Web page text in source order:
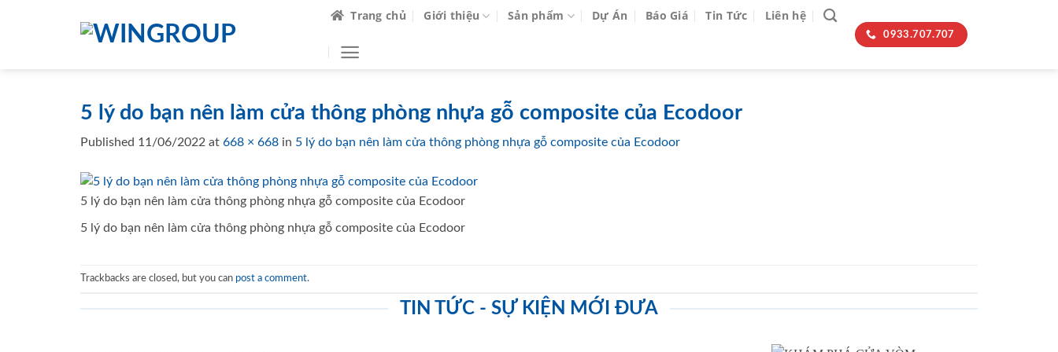
Trang chủ Giới thiệu Sản phẩm Dự Án Báo Giá Tin Tức Liên hệ
0933.707.707
5 lý do bạn nên làm cửa thông phòng nhựa gỗ composite của Ecodoor
Published 11/06/2022 at 668 × 668 in 5 lý do bạn nên làm cửa thông phòng nhựa gỗ composite của Ecodoor
5 lý do bạn nên làm cửa thông phòng nhựa gỗ composite của Ecodoor
5 lý do bạn nên làm cửa thông phòng nhựa gỗ composite của Ecodoor
Trackbacks are closed, but you can post a comment.
TIN TỨC - SỰ KIỆN MỚI ĐƯA